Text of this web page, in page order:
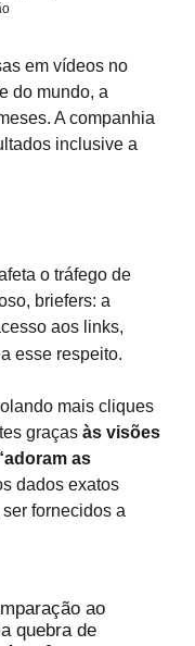
em vídeos no
do mundo, a
A companhia
inclusive a
o tráfego de
briefers: a
aos links,
esse respeito.
mais cliques
graças às visões
as
dados exatos
fornecidos a
ao
quebra de